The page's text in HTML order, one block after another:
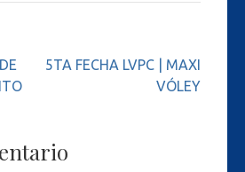
5TA FECHA LVPC | MAXI
VÓLEY